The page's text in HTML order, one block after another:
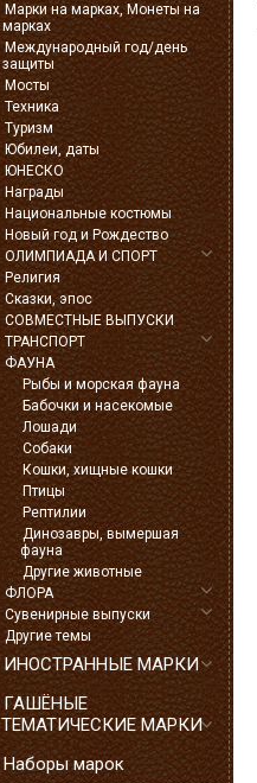
Марки на марках, Монеты на
марках
Международный год/день
защиты
Мосты
Техника
Туризм
Юбилеи, даты
ЮНЕСКО
Награды
Национальные костюмы
Новый год и Рождество
ОЛИМПИАДА И СПОРТ
Религия
Сказки, эпос
СОВМЕСТНЫЕ ВЫПУСКИ
ТРАНСПОРТ
ФАУНА
Рыбы и морская фауна
Бабочки и насекомые
Лошади
Собаки
Кошки, хищные кошки
Птицы
Рептилии
Динозавры, вымершая
фауна
Другие животные
ФЛОРА
Сувенирные выпуски
Другие темы
ИНОСТРАННЫЕ МАРКИ
ГАШЁНЫЕ
ТЕМАТИЧЕСКИЕ МАРКИ
Наборы марок